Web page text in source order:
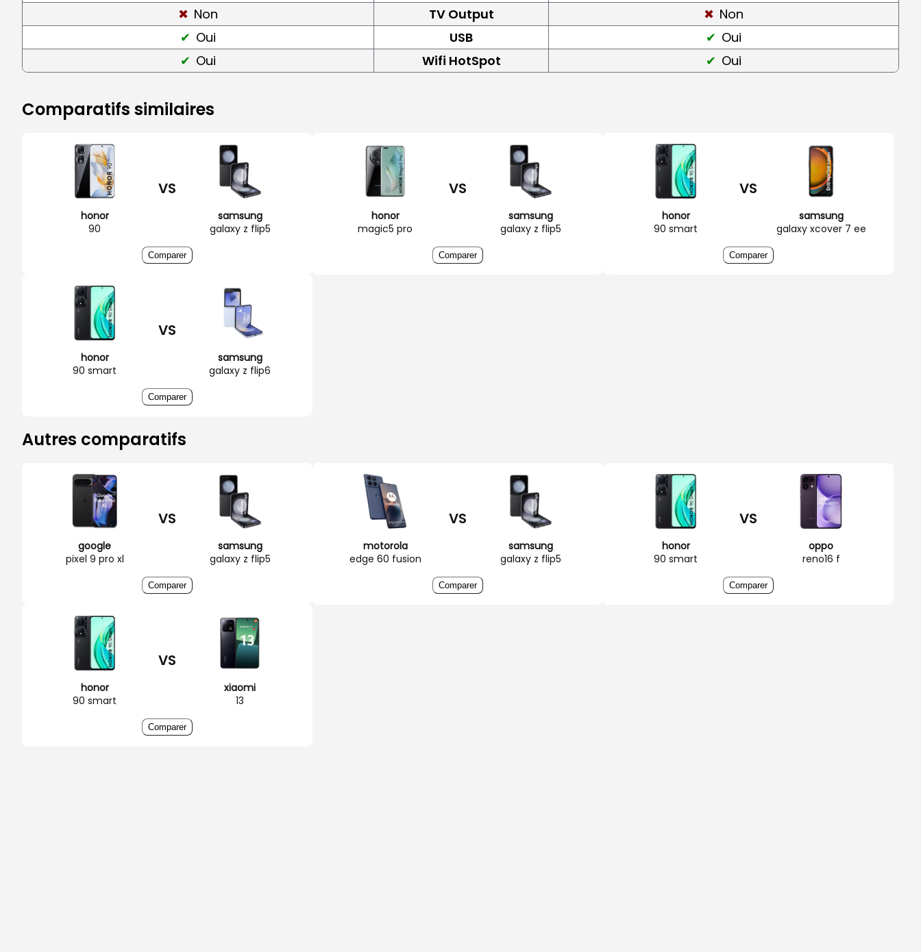
Non
TV Output
Non
Oui
USB
Oui
Oui
Wifi HotSpot Oui
Comparatifs similaires
honor
90
VS
samsung
galaxy z flip5
Comparer
honor
magic5 pro
VS
samsung
galaxy z flip5
Comparer
honor
90 smart
VS
samsung
galaxy xcover 7 ee
Comparer
honor
90 smart
VS
samsung
galaxy z flip6
Comparer
Autres comparatifs
google
pixel 9 pro xl
VS
samsung
galaxy z flip5
Comparer
motorola
edge 60 fusion
VS
samsung
galaxy z flip5
Comparer
honor
90 smart
VS
oppo
reno16 f
Comparer
honor
90 smart
VS
xiaomi
13
Comparer